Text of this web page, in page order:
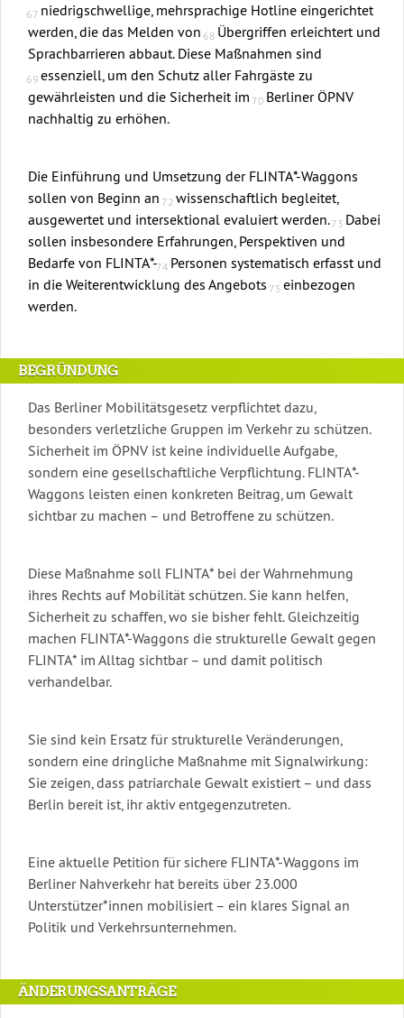
niedrigschwellige, mehrsprachige Hotline eingerichtet
werden, die das Melden von
Übergriffen erleichtert und
Sprachbarrieren abbaut. Diese Maßnahmen sind
essenziell, um den Schutz aller Fahrgäste zu
gewährleisten und die Sicherheit im
Berliner ÖPNV
nachhaltig zu erhöhen.
Die Einführung und Umsetzung der FLINTA*-Waggons
sollen von Beginn an
wissenschaftlich begleitet,
ausgewertet und intersektional evaluiert werden.
Dabei
sollen insbesondere Erfahrungen, Perspektiven und
Bedarfe von FLINTA*-
Personen systematisch erfasst und
in die Weiterentwicklung des Angebots
einbezogen
werden.
BEGRÜNDUNG
Das Berliner Mobilitätsgesetz verpflichtet dazu,
besonders verletzliche Gruppen im Verkehr zu schützen.
Sicherheit im ÖPNV ist keine individuelle Aufgabe,
sondern eine gesellschaftliche Verpflichtung. FLINTA*-
Waggons leisten einen konkreten Beitrag, um Gewalt
sichtbar zu machen – und Betroffene zu schützen.
Diese Maßnahme soll FLINTA* bei der Wahrnehmung
ihres Rechts auf Mobilität schützen. Sie kann helfen,
Sicherheit zu schaffen, wo sie bisher fehlt. Gleichzeitig
machen FLINTA*-Waggons die strukturelle Gewalt gegen
FLINTA* im Alltag sichtbar – und damit politisch
verhandelbar.
Sie sind kein Ersatz für strukturelle Veränderungen,
sondern eine dringliche Maßnahme mit Signalwirkung:
Sie zeigen, dass patriarchale Gewalt existiert – und dass
Berlin bereit ist, ihr aktiv entgegenzutreten.
Eine aktuelle Petition für sichere FLINTA*-Waggons im
Berliner Nahverkehr hat bereits über 23.000
Unterstützer*innen mobilisiert – ein klares Signal an
Politik und Verkehrsunternehmen.
ÄNDERUNGSANTRÄGE